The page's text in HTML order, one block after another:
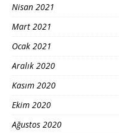
Nisan 2021
Mart 2021
Ocak 2021
Aralık 2020
Kasım 2020
Ekim 2020
Ağustos 2020